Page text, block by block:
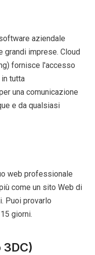
aziendale
grandi imprese. Cloud
fornisce l'accesso
tutta
una comunicazione
e da qualsiasi
web professionale
come un sito Web di
Puoi provarlo
giorni.